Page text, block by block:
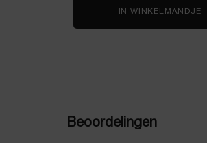
IN WINKELMANDJE